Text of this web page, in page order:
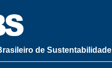
de Sustentabilidade